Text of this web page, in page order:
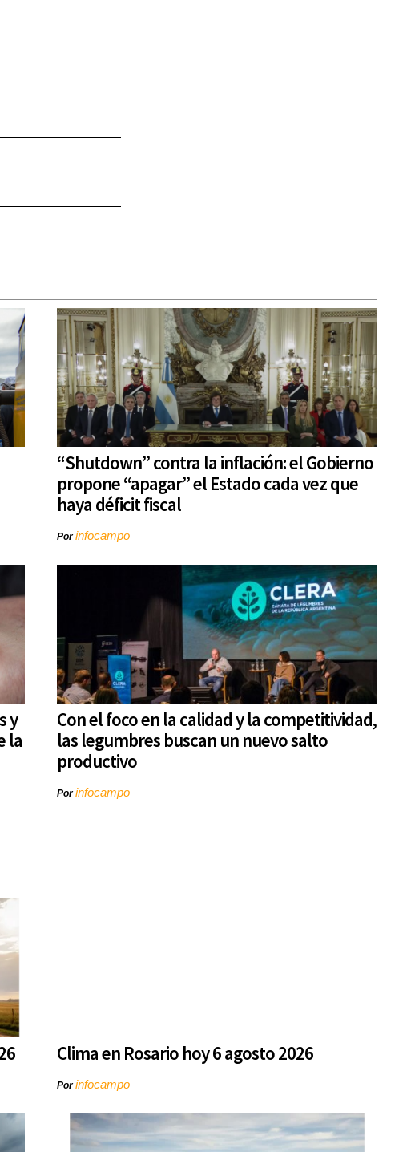
“Shutdown” contra la inflación: el Gobierno
propone “apagar” el Estado cada vez que
haya déficit fiscal
Porinfocampo
y
la
Con el foco en la calidad y la competitividad,
las legumbres buscan un nuevo salto
productivo
Porinfocampo
Clima en Rosario hoy 6 agosto 2026
Porinfocampo